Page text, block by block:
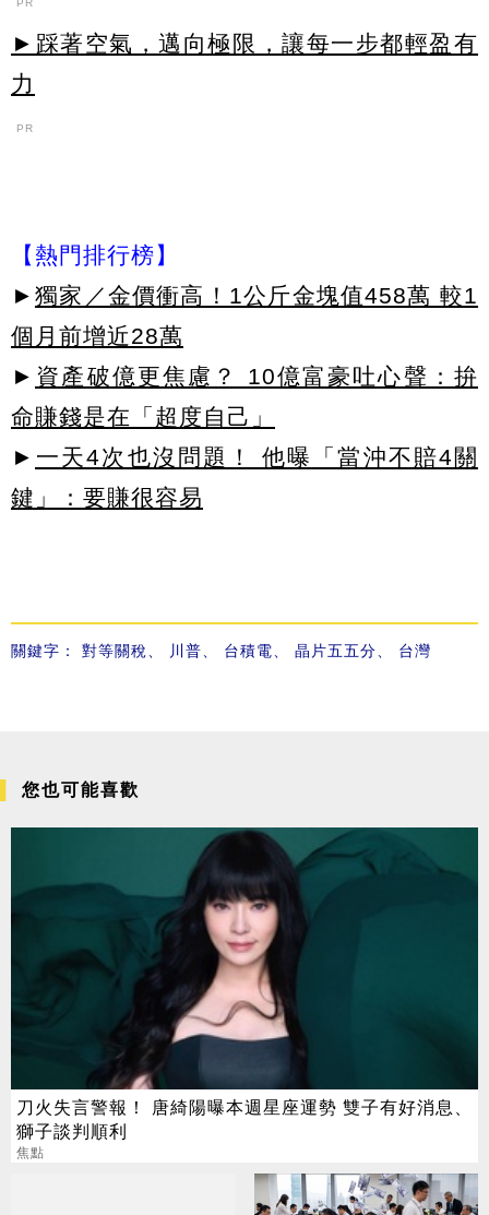
PR
►踩著空氣，邁向極限，讓每一步都輕盈有
力
PR
【熱門排行榜】
► 獨家／金價衝高！1公斤金塊值458萬 較1
個月前增近28萬
► 資產破億更焦慮？ 10億富豪吐心聲：拚
命賺錢是在「超度自己」
► 一天4次也沒問題！ 他曝「當沖不賠4關
鍵」：要賺很容易
關鍵字： 對等關稅 川普 台積電 晶片五五分 台灣
您也可能喜歡
刀火失言警報！ 唐綺陽曝本週星座運勢 雙子有好消息、
獅子談判順利
焦點